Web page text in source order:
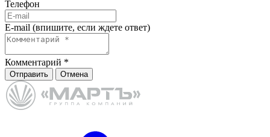
Телефон
E-mail (впишите, если ждете ответ)
Комментарий *
Отправить Отмена